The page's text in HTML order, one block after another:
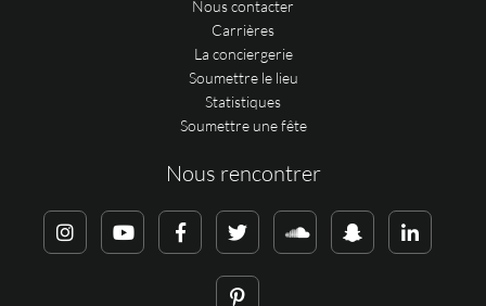
Nous contacter
Carrières
La conciergerie
Soumettre le lieu
Statistiques
Soumettre une fête
Nous rencontrer